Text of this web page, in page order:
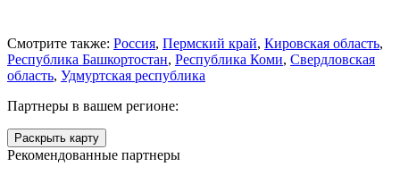
Смотрите также: Россия, Пермский край, Кировская область,
Республика Башкортостан, Республика Коми, Свердловская
область, Удмуртская республика
Партнеры в вашем регионе:
Раскрыть карту
Рекомендованные партнеры